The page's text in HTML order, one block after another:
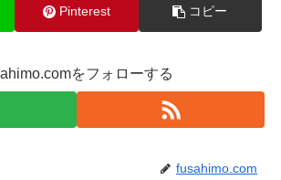
Pinterest コピー
をフォローする
fusahimo.com